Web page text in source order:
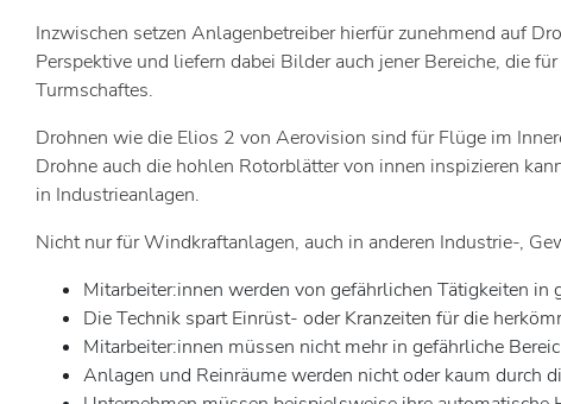
Inzwischen setzen Anlagenbetreiber hierfür zunehmend auf
Perspektive und liefern dabei Bilder auch jener Bereiche, die
Turmschaftes.
Drohnen wie die Elios 2 von Aerovision sind für Flüge im
Drohne auch die hohlen Rotorblätter von innen inspizieren
in Industrieanlagen.
Nicht nur für Windkraftanlagen, auch in anderen Industrie-,
Mitarbeiter:innen werden von gefährlichen Tätigkeiten in
Die Technik spart Einrüst- oder Kranzeiten für die
Mitarbeiter:innen müssen nicht mehr in gefährliche
Anlagen und Reinräume werden nicht oder kaum durch